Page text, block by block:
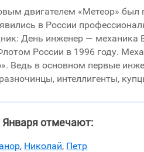
двигателем «Метеор» был
в России
День инженер —
России в 1996 году.
Ведь в основном первые
интеллигенты,
отмечают:
, Николай, Петр